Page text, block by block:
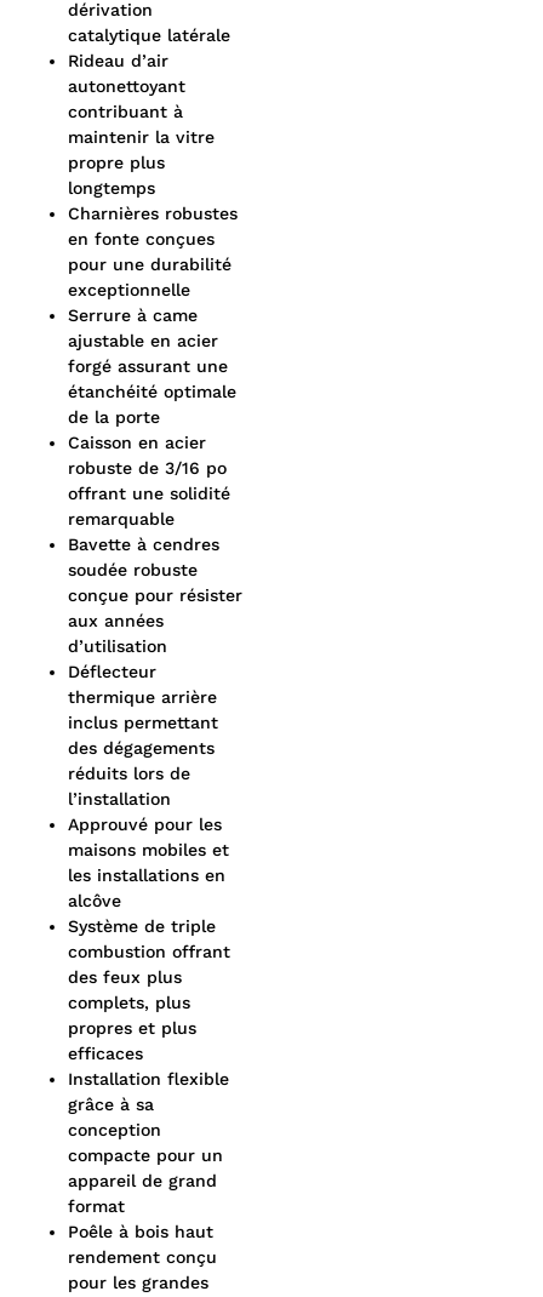
dérivation
catalytique latérale
Rideau d’air
autonettoyant
contribuant à
maintenir la vitre
propre plus
longtemps
Charnières robustes
en fonte conçues
pour une durabilité
exceptionnelle
Serrure à came
ajustable en acier
forgé assurant une
étanchéité optimale
de la porte
Caisson en acier
robuste de 3/16 po
offrant une solidité
remarquable
Bavette à cendres
soudée robuste
conçue pour résister
aux années
d’utilisation
Déflecteur
thermique arrière
inclus permettant
des dégagements
réduits lors de
l’installation
Approuvé pour les
maisons mobiles et
les installations en
alcôve
Système de triple
combustion offrant
des feux plus
complets, plus
propres et plus
efficaces
Installation flexible
grâce à sa
conception
compacte pour un
appareil de grand
format
Poêle à bois haut
rendement conçu
pour les grandes